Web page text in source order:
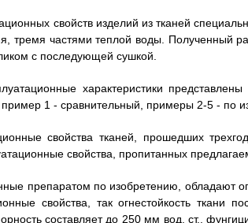
свойств изделий из тканей
тремя частями теплой воды. Полученный
с последующей сушкой.
характеристики
1 - сравнительный, примеры 2-5 - по
свойства тканей, прошедших
свойства, пропитанных
препаратом по изобретению, обладают
свойства, так огнестойкость ткани
составляет до 250 мм вод. ст.,